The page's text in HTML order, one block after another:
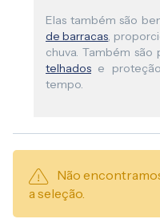
Elas também são
de barracas,
chuva. Também são
telhados e
tempo.
Não
a seleção.